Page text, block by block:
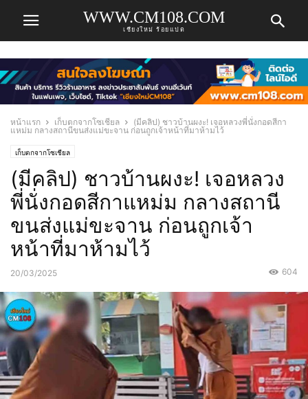
WWW.CM108.COM
เชียงใหม่ ร้อยแปด
หน้าแรก เก็บตกจากโซเชียล
(มีคลิป) ชาวบ้านผงะ! เจอหลวงพี่นั่งกอดสีกา
แหม่ม กลางสถานีขนส่งแม่ขะจาน ก่อนถูกเจ้าหน้าที่มาห้ามไว้
เก็บตกจากโซเชียล
(มีคลิป) ชาวบ้านผงะ! เจอหลวง
พี่นั่งกอดสีกาแหม่ม กลางสถานี
ขนส่งแม่ขะจาน ก่อนถูกเจ้า
หน้าที่มาห้ามไว้
20/03/2025 604